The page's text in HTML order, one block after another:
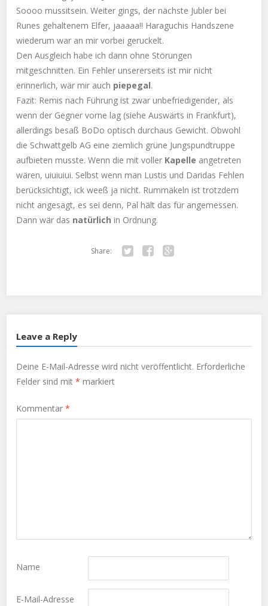
Soooo mussitsein. Weiter gings, der nächste Jubler bei
Runes gehaltenem Elfer, jaaaaa!! Haraguchis Handszene
wiederum war an mir vorbei geruckelt.
Den Ausgleich habe ich dann ohne Störungen
mitgeschnitten. Ein Fehler unsererseits ist mir nicht
erinnerlich, wär mir auch piepegal.
Fazit: Remis nach Führung ist zwar unbefriedigender, als
wenn der Gegner vorne lag (siehe Auswärts in Frankfurt),
allerdings besaß BoDo optisch durchaus Gewicht. Obwohl
die Schwattgelb AG eine ziemlich grüne Jungspundtruppe
aufbieten musste. Wenn die mit voller Kapelle angetreten
wären, uiuiuiui. Selbst wenn man Lustis und Daridas Fehlen
berücksichtigt, ick weeß ja nicht. Rummäkeln ist trotzdem
nicht angesagt, es sei denn, Pal hält das für angemessen.
Dann wär das natürlichin Ordnung.
Share:
Leave a Reply
Deine E-Mail-Adresse wird nicht veröffentlicht. Erforderliche
Felder sind mit* markiert
Kommentar*
Name
E-Mail-Adresse